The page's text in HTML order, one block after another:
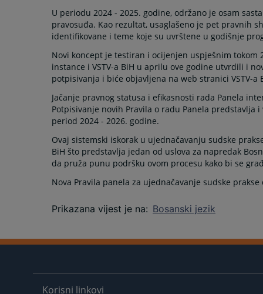
U periodu 2024 - 2025. godine, održano je osam
pravosuđa. Kao rezultat, usaglašeno je pet pravnih
identifikovane i teme koje su uvrštene u godišnje
Novi koncept je testiran i ocijenjen uspješnim tokom
instance i VSTV-a BiH u aprilu ove godine utvrdili i
potpisivanja i biće objavljena na web stranici VSTV-a
Jačanje pravnog statusa i efikasnosti rada Panela
Potpisivanje novih Pravila o radu Panela predstavlja
period 2024 - 2026. godine.
Ovaj sistemski iskorak u ujednačavanju sudske
BiH što predstavlja jedan od uslova za napredak
da pruža punu podršku ovom procesu kako bi se
Nova Pravila panela za ujednačavanje sudske
Prikazana vijest je na: Bosanski jezik
Korisni linkovi